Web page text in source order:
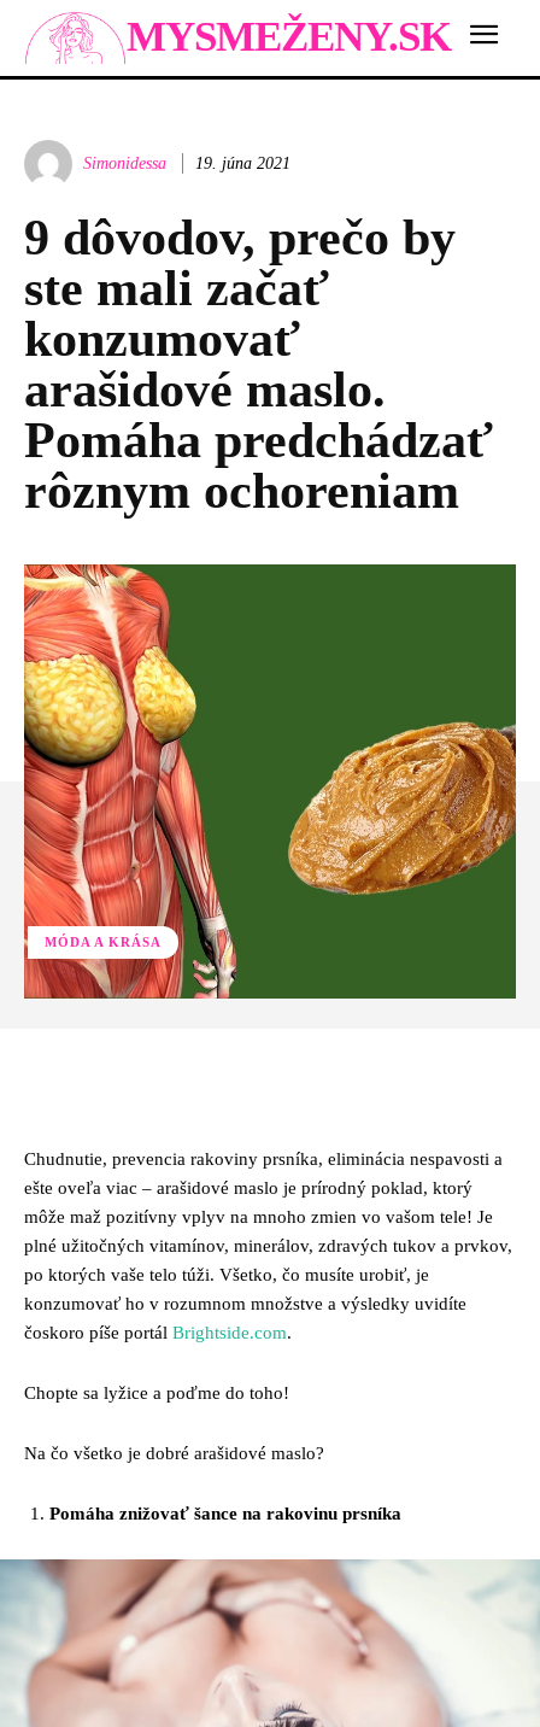
MYSMEŽENY.SK
Simonidessa 19. júna 2021
9 dôvodov, prečo by
ste mali začať
konzumovať
arašidové maslo.
Pomáha predchádzať
rôznym ochoreniam
MÓDA A KRÁSA
Chudnutie, prevencia rakoviny prsníka, eliminácia nespavosti a
ešte oveľa viac – arašidové maslo je prírodný poklad, ktorý
môže maž pozitívny vplyv na mnoho zmien vo vašom tele! Je
plné užitočných vitamínov, minerálov, zdravých tukov a prvkov,
po ktorých vaše telo túži. Všetko, čo musíte urobiť, je
konzumovať ho v rozumnom množstve a výsledky uvidíte
čoskoro píše portál Brightside.com.
Chopte sa lyžice a poďme do toho!
Na čo všetko je dobré arašidové maslo?
Pomáha znižovať šance na rakovinu prsníka